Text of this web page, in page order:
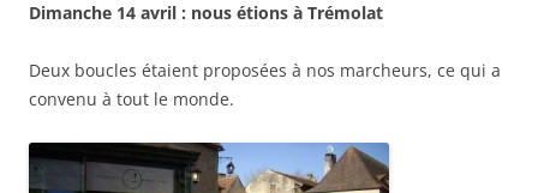
Dimanche 14 avril : nous étions à Trémolat
Deux boucles étaient proposées à nos marcheurs, ce qui a
convenu à tout le monde.